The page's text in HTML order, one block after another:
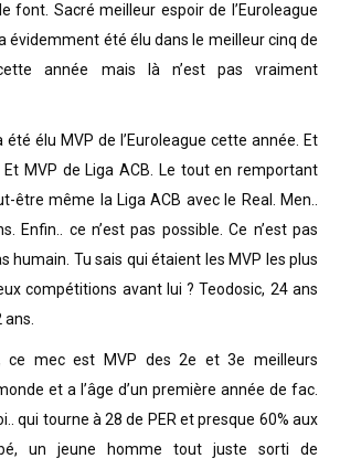
font. Sacré meilleur espoir de l’Euroleague
a évidemment été élu dans le meilleur cinq de
année mais là n’est pas vraiment
été élu MVP de l’Euroleague cette année. Et
Et MVP de Liga ACB. Le tout en remportant
être même la Liga ACB avec le Real. Men..
Enfin.. ce n’est pas possible. Ce n’est pas
humain. Tu sais qui étaient les MVP les plus
compétitions avant lui ? Teodosic, 24 ans
ce mec est MVP des 2e et 3e meilleurs
et a l’âge d’un première année de fac.
qui tourne à 28 de PER et presque 60% aux
un jeune homme tout juste sorti de